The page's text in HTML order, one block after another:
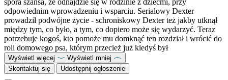
odpowiednim wprowadzeniu i wsparciu. Serialowy Dexter
prowadził podwójne życie - schroniskowy Dexter też jakby utknął
między tym, co było, a tym, co dopiero może się wydarzyć. Teraz
potrzebuje kogoś, kto pomoże mu domknąć ten rozdział i wrócić do
roli domowego psa, którym przecież już kiedyś był
Wyświetl więcej
Wyświetl mniej
Skontaktuj się
Udostępnij ogłoszenie